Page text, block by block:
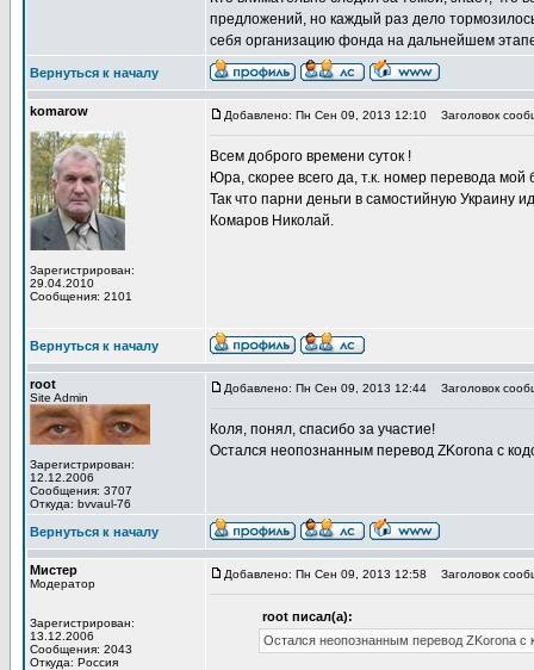
предложений, но каждый раз дело
себя организацию фонда на дальнейшем
Вернуться к началу
komarow
Зарегистрирован:
29.04.2010
Сообщения: 2101
Добавлено: Пн Сен 09, 2013 12:10 Заголовок
Всем доброго времени суток !
Юра, скорее всего да, т.к. номер перевода
Так что парни деньги в самостийную Украину
Комаров Николай.
Вернуться к началу
root
Site Admin
Зарегистрирован:
12.12.2006
Сообщения: 3707
Откуда: bvvaul-76
Добавлено: Пн Сен 09, 2013 12:44 Заголовок
Коля, понял, спасибо за участие!
Остался неопознанным перевод ZKorona с
Вернуться к началу
Мистер
Модератор
Зарегистрирован:
13.12.2006
Сообщения: 2043
Откуда: Россия
Добавлено: Пн Сен 09, 2013 12:58 Заголовок
root писал(а):
Остался неопознанным перевод ZKorona с